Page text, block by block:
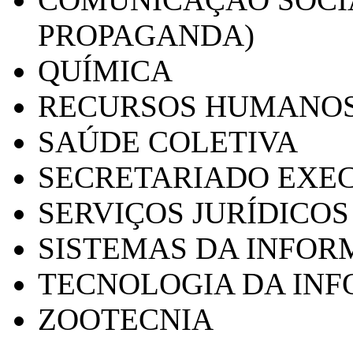
PROPAGANDA)
QUÍMICA
RECURSOS
SAÚDE COLETIVA
SECRETARIADO
SERVIÇOS
SISTEMAS DA
TECNOLOGIA DA
ZOOTECNIA